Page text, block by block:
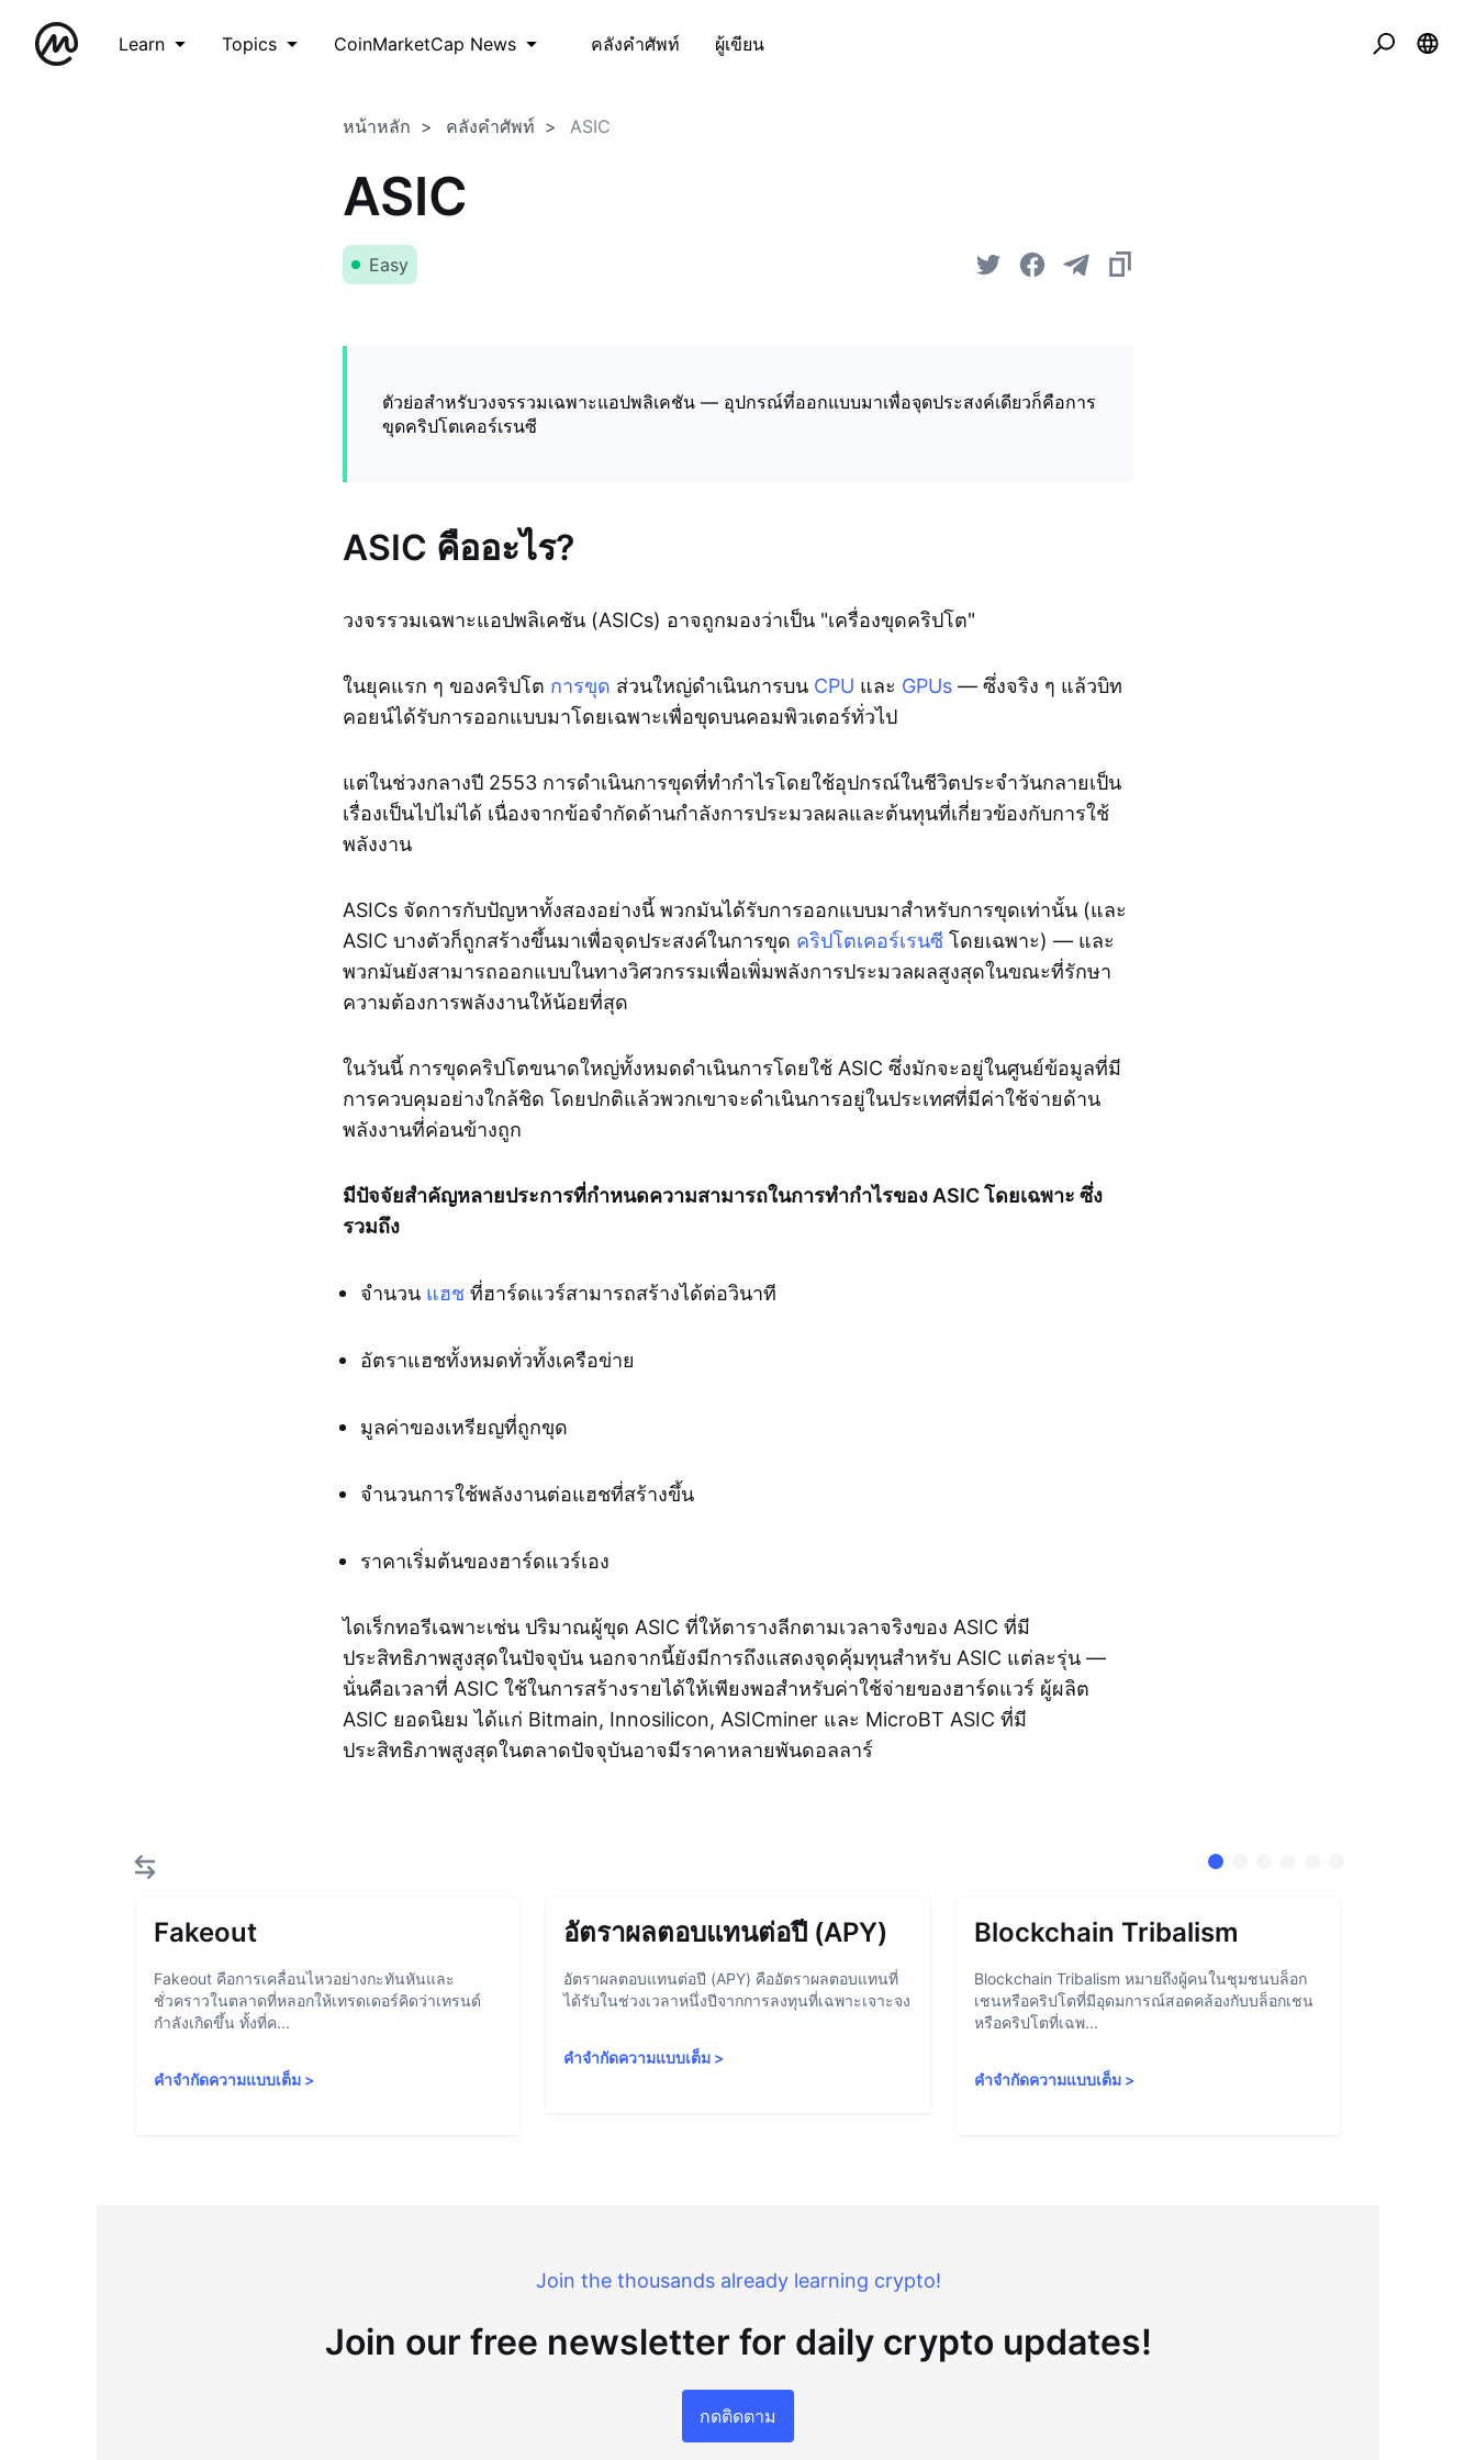
Learn Topics CoinMarketCap News คลังคำศัพท์ ผู้เขียน
หน้าหลัก คลังคำศัพท์ ASIC
ASIC
Easy
ตัวย่อสำหรับวงจรรวมเฉพาะแอปพลิเคชัน — อุปกรณ์ที่ออกแบบมาเพื่อจุดประสงค์เดียวก็คือการ
ขุดคริปโตเคอร์เรนซี
ASIC คืออะไร?
วงจรรวมเฉพาะแอปพลิเคชัน (ASICs) อาจถูกมองว่าเป็น "เครื่องขุดคริปโต"
ในยุคแรก ๆ ของคริปโต การขุด ส่วนใหญ่ดำเนินการบน CPU และ GPUs — ซึ่งจริง ๆ แล้วบิท
คอยน์ได้รับการออกแบบมาโดยเฉพาะเพื่อขุดบนคอมพิวเตอร์ทั่วไป
แต่ในช่วงกลางปี 2553 การดำเนินการขุดที่ทำกำไรโดยใช้อุปกรณ์ในชีวิตประจำวันกลายเป็น
เรื่องเป็นไปไม่ได้ เนื่องจากข้อจำกัดด้านกำลังการประมวลผลและต้นทุนที่เกี่ยวข้องกับการใช้
พลังงาน
ASICs จัดการกับปัญหาทั้งสองอย่างนี้ พวกมันได้รับการออกแบบมาสำหรับการขุดเท่านั้น (และ
ASIC บางตัวก็ถูกสร้างขึ้นมาเพื่อจุดประสงค์ในการขุด คริปโตเคอร์เรนซี โดยเฉพาะ) — และ
พวกมันยังสามารถออกแบบในทางวิศวกรรมเพื่อเพิ่มพลังการประมวลผลสูงสุดในขณะที่รักษา
ความต้องการพลังงานให้น้อยที่สุด
ในวันนี้ การขุดคริปโตขนาดใหญ่ทั้งหมดดำเนินการโดยใช้ ASIC ซึ่งมักจะอยู่ในศูนย์ข้อมูลที่มี
การควบคุมอย่างใกล้ชิด โดยปกติแล้วพวกเขาจะดำเนินการอยู่ในประเทศที่มีค่าใช้จ่ายด้าน
พลังงานที่ค่อนข้างถูก
มีปัจจัยสำคัญหลายประการที่กำหนดความสามารถในการทำกำไรของ ASIC โดยเฉพาะ ซึ่ง
รวมถึง
จำนวน แฮช ที่ฮาร์ดแวร์สามารถสร้างได้ต่อวินาที
อัตราแฮชทั้งหมดทั่วทั้งเครือข่าย
มูลค่าของเหรียญที่ถูกขุด
จำนวนการใช้พลังงานต่อแฮชที่สร้างขึ้น
ราคาเริ่มต้นของฮาร์ดแวร์เอง
ไดเร็กทอรีเฉพาะเช่น ปริมาณผู้ขุด ASIC ที่ให้ตารางลีกตามเวลาจริงของ ASIC ที่มี
ประสิทธิภาพสูงสุดในปัจจุบัน นอกจากนี้ยังมีการถึงแสดงจุดคุ้มทุนสำหรับ ASIC แต่ละรุ่น —
นั่นคือเวลาที่ ASIC ใช้ในการสร้างรายได้ให้เพียงพอสำหรับค่าใช้จ่ายของฮาร์ดแวร์ ผู้ผลิต
ASIC ยอดนิยม ได้แก่ Bitmain, Innosilicon, ASICminer และ MicroBT ASIC ที่มี
ประสิทธิภาพสูงสุดในตลาดปัจจุบันอาจมีราคาหลายพันดอลลาร์
Fakeout
Fakeout คือการเคลื่อนไหวอย่างกะทันหันและ
ชั่วคราวในตลาดที่หลอกให้เทรดเดอร์คิดว่าเทรนด์
กำลังเกิดขึ้น ทั้งที่ค...
คำจำกัดความแบบเต็ม >
อัตราผลตอบแทนต่อปี (APY)
อัตราผลตอบแทนต่อปี (APY) คืออัตราผลตอบแทนที่
ได้รับในช่วงเวลาหนึ่งปีจากการลงทุนที่เฉพาะเจาะจง
คำจำกัดความแบบเต็ม >
Blockchain Tribalism
Blockchain Tribalism หมายถึงผู้คนในชุมชนบล็อก
เชนหรือคริปโตที่มีอุดมการณ์สอดคล้องกับบล็อกเชน
หรือคริปโตที่เฉพ...
คำจำกัดความแบบเต็ม>
Join the thousands already learning crypto!
Join our free newsletter for daily crypto updates!
กดติดตาม